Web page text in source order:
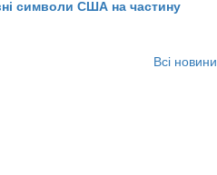
символи США на частину
Всі новини